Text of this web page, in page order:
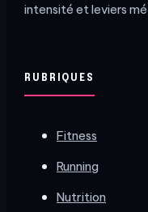
intensité et leviers
RUBRIQUES
Fitness
Running
Nutrition